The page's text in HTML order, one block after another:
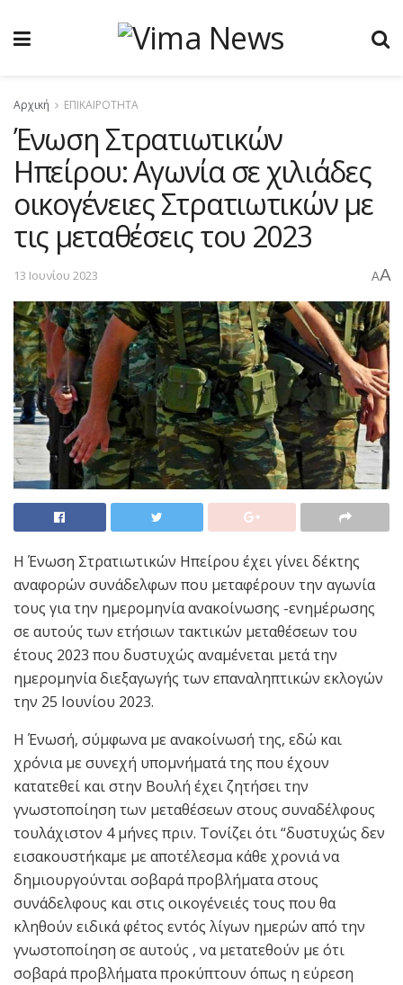
Αρχική ΕΠΙΚΑΙΡΟΤΗΤΑ
Ένωση Στρατιωτικών
Ηπείρου: Αγωνία σε χιλιάδες
οικογένειες Στρατιωτικών με
τις μεταθέσεις του 2023
13 Ιουνίου 2023 AA
H Ένωση Στρατιωτικών Ηπείρου έχει γίνει δέκτης
αναφορών συνάδελφων που μεταφέρουν την αγωνία
τους για την ημερομηνία ανακοίνωσης -ενημέρωσης
σε αυτούς των ετήσιων τακτικών μεταθέσεων του
έτους 2023 που δυστυχώς αναμένεται μετά την
ημερομηνία διεξαγωγής των επαναληπτικών εκλογών
την 25 Ιουνίου 2023.
Η Ένωσή, σύμφωνα με ανακοίνωσή της, εδώ και
χρόνια με συνεχή υπομνήματά της που έχουν
κατατεθεί και στην Βουλή έχει ζητήσει την
γνωστοποίηση των μεταθέσεων στους συναδέλφους
τουλάχιστον 4 μήνες πριν. Τονίζει ότι “δυστυχώς δεν
εισακουστήκαμε με αποτέλεσμα κάθε χρονιά να
δημιουργούνται σοβαρά προβλήματα στους
συνάδελφους και στις οικογένειές τους που θα
κληθούν ειδικά φέτος εντός λίγων ημερών από την
γνωστοποίηση σε αυτούς , να μετατεθούν με ότι
σοβαρά προβλήματα προκύπτουν όπως η εύρεση